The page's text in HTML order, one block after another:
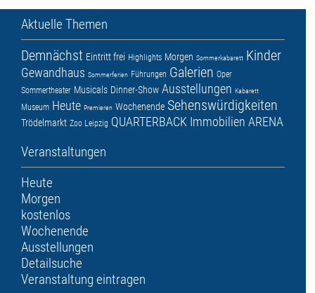
Aktuelle Themen
Demnächst Eintritt frei Highlights Morgen Sommerkabarett Kinder
Gewandhaus Sommerferien Führungen Galerien Oper
Sommertheater Musicals Dinner-Show Ausstellungen Kabarett
Museum Heute Premieren Wochenende Sehenswürdigkeiten
Trödelmarkt Zoo Leipzig QUARTERBACK Immobilien ARENA
Veranstaltungen
Heute
Morgen
kostenlos
Wochenende
Ausstellungen
Detailsuche
Veranstaltung eintragen